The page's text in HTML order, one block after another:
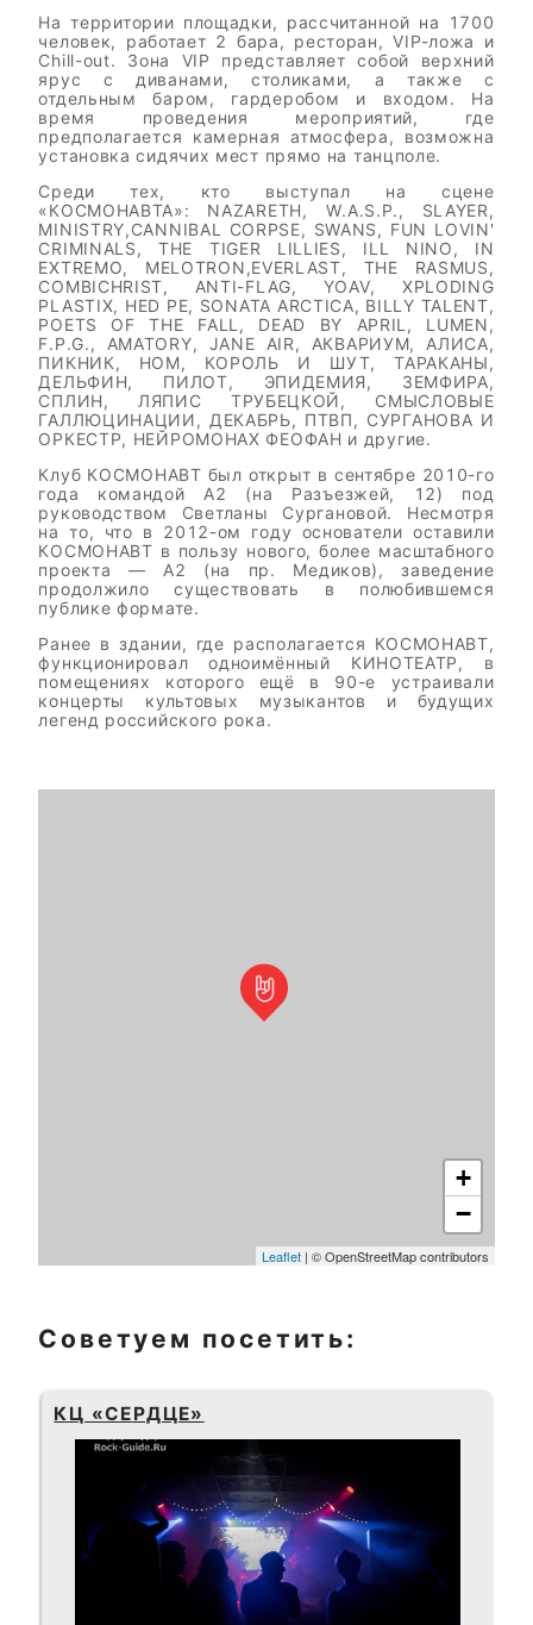
На территории площадки, рассчитанной на 1700
человек, работает 2 бара, ресторан, VIP-ложа и
Chill-out. Зона VIP представляет собой верхний
ярус с диванами, столиками, а также с
отдельным баром, гардеробом и входом. На
время проведения мероприятий, где
предполагается камерная атмосфера, возможна
установка сидячих мест прямо на танцполе.
Среди тех, кто выступал на сцене
«КОСМОНАВТА»: NAZARETH, W.A.S.P., SLAYER,
MINISTRY,CANNIBAL CORPSE, SWANS, FUN LOVIN'
CRIMINALS, THE TIGER LILLIES, ILL NINO, IN
EXTREMO, MELOTRON,EVERLAST, THE RASMUS,
COMBICHRIST, ANTI-FLAG, YOAV, XPLODING
PLASTIX, HED PE, SONATA ARCTICA, BILLY TALENT,
POETS OF THE FALL, DEAD BY APRIL, LUMEN,
F.P.G., AMATORY, JANE AIR, АКВАРИУМ, АЛИСА,
ПИКНИК, НОМ, КОРОЛЬ И ШУТ, ТАРАКАНЫ,
ДЕЛЬФИН, ПИЛОТ, ЭПИДЕМИЯ, ЗЕМФИРА,
СПЛИН, ЛЯПИС ТРУБЕЦКОЙ, СМЫСЛОВЫЕ
ГАЛЛЮЦИНАЦИИ, ДЕКАБРЬ, ПТВП, СУРГАНОВА И
ОРКЕСТР, НЕЙРОМОНАХ ФЕОФАН и другие.
Клуб КОСМОНАВТ был открыт в сентябре 2010-го
года командой A2 (на Разъезжей, 12) под
руководством Светланы Сургановой. Несмотря
на то, что в 2012-ом году основатели оставили
КОСМОНАВТ в пользу нового, более масштабного
проекта — A2 (на пр. Медиков), заведение
продолжило существовать в полюбившемся
публике формате.
Ранее в здании, где располагается КОСМОНАВТ,
функционировал одноимённый КИНОТЕАТР, в
помещениях которого ещё в 90-е устраивали
концерты культовых музыкантов и будущих
легенд российского рока.
+
−
Leaflet| © OpenStreetMap contributors
Советуем посетить:
КЦ «СЕРДЦЕ»